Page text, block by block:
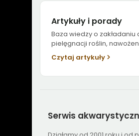
Artykuły i porady
Baza wiedzy o zakładaniu
pielęgnacji roślin,
Czytaj artykuły
Serwis